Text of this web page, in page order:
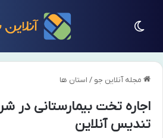
مجله آنلاین جو / استان ها
اجاره تخت بیمارستانی در
تندیس آنلاین